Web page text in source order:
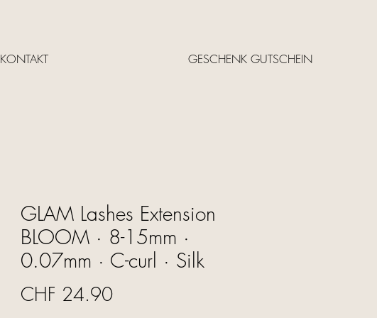
KONTAKT GESCHENK GUTSCHEIN
GLAM Lashes Extension
BLOOM · 8-15mm ·
0.07mm · C-curl · Silk
CHF 24.90Price